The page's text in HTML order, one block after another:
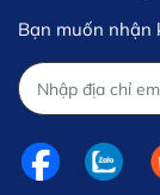
Bạn muốn nhận